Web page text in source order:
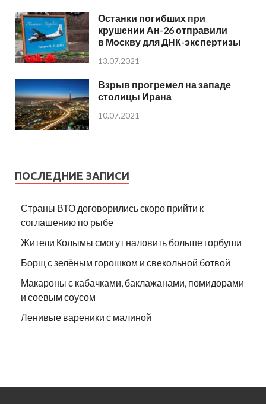
Останки погибших при
крушении Ан-26 отправили
в Москву для ДНК-экспертизы
13.07.2021
Взрыв прогремел на западе
столицы Ирана
10.07.2021
ПОСЛЕДНИЕ ЗАПИСИ
Страны ВТО договорились скоро прийти к
соглашению по рыбе
Жители Колымы смогут наловить больше горбуши
Борщ с зелёным горошком и свекольной ботвой
Макароны с кабачками, баклажанами, помидорами
и соевым соусом
Ленивые вареники с малиной